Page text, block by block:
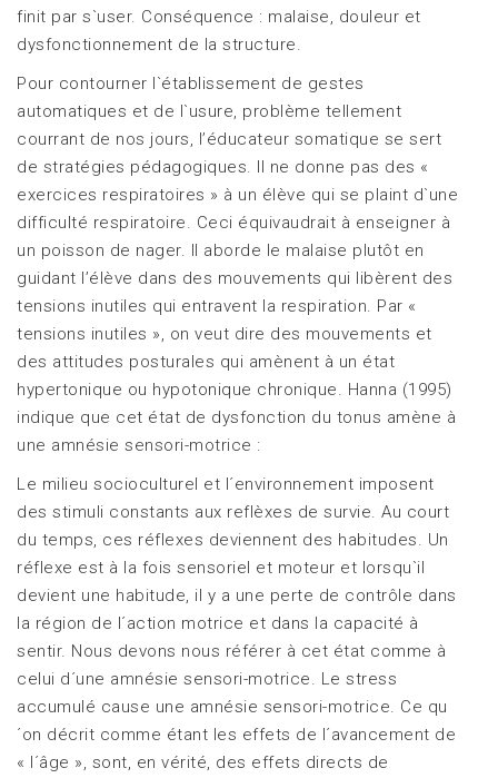
finit par s`user. Conséquence : malaise, douleur et
dysfonctionnement de la structure.
Pour contourner l`établissement de gestes
automatiques et de l`usure, problème tellement
courrant de nos jours, l’éducateur somatique se sert
de stratégies pédagogiques. Il ne donne pas des «
exercices respiratoires » à un élève qui se plaint d`une
difficulté respiratoire. Ceci équivaudrait à enseigner à
un poisson de nager. Il aborde le malaise plutôt en
guidant l’élève dans des mouvements qui libèrent des
tensions inutiles qui entravent la respiration. Par «
tensions inutiles », on veut dire des mouvements et
des attitudes posturales qui amènent à un état
hypertonique ou hypotonique chronique. Hanna (1995)
indique que cet état de dysfonction du tonus amène à
une amnésie sensori-motrice :
Le milieu socioculturel et l´environnement imposent
des stimuli constants aux reflèxes de survie. Au court
du temps, ces réflexes deviennent des habitudes. Un
réflexe est à la fois sensoriel et moteur et lorsqu`il
devient une habitude, il y a une perte de contrôle dans
la région de l´action motrice et dans la capacité à
sentir. Nous devons nous référer à cet état comme à
celui d´une amnésie sensori-motrice. Le stress
accumulé cause une amnésie sensori-motrice. Ce qu
´on décrit comme étant les effets de l´avancement de
« l´âge », sont, en vérité, des effets directs de